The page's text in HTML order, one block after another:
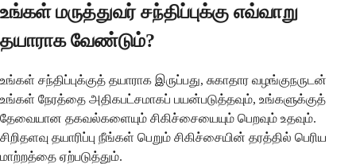
உங்கள் மருத்துவர் சந்திப்புக்கு எவ்வாறு
தயாராக வேண்டும்?
உங்கள் சந்திப்புக்குத் தயாராக இருப்பது, சுகாதார வழங்குநருடன்
உங்கள் நேரத்தை அதிகபட்சமாகப் பயன்படுத்தவும், உங்களுக்குத்
தேவையான தகவல்களையும் சிகிச்சையையும் பெறவும் உதவும்.
சிறிதளவு தயாரிப்பு நீங்கள் பெறும் சிகிச்சையின் தரத்தில் பெரிய
மாற்றத்தை ஏற்படுத்தும்.